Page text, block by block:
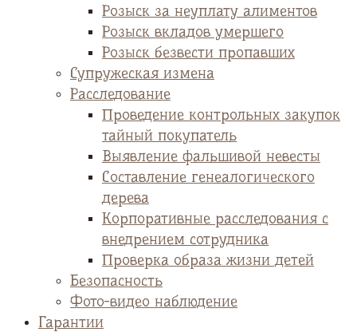
Розыск за неуплату алиментов
Розыск вкладов умершего
Розыск безвести пропавших
Супружеская измена
Расследование
Проведение контрольных закупок
тайный покупатель
Выявление фальшивой невесты
Cоставление генеалогического
дерева
Корпоративные расследования с
внедрением сотрудника
Проверка образа жизни детей
Безопасность
Фото-видео наблюдение
Гарантии